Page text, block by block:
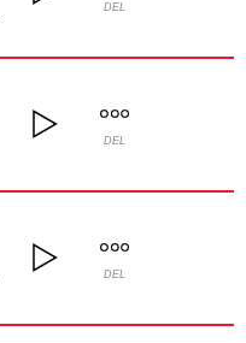
DEL
DEL
DEL